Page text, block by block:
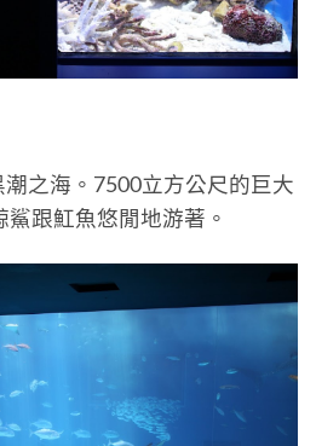
之海。7500立方公尺的巨大
跟魟魚悠閒地游著。